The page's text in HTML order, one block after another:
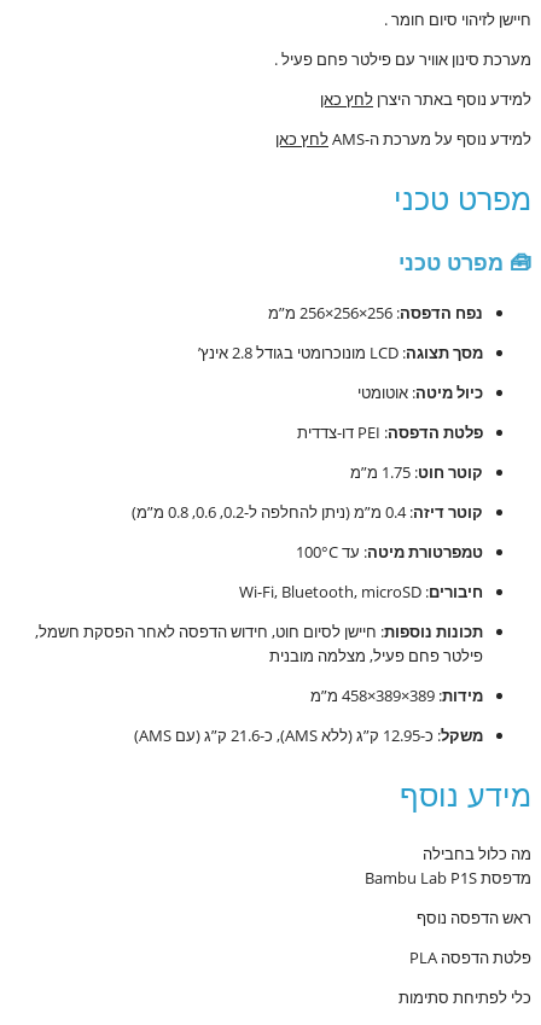
חיישן לזיהוי סיום חומר .
מערכת סינון אוויר עם פילטר פחם פעיל .
למידע נוסף באתר היצרן לחץ כאן
למידע נוסף על מערכת ה-AMS
לחץ כאן
מפרט טכני
🧰 מפרט טכני
נפח הדפסה: 256×256×256 מ”מ
מסך תצוגה: LCD מונוכרומטי בגודל 2.8 אינץ’
כיול מיטה: אוטומטי
פלטת הדפסה: PEI דו-צדדית
קוטר חוט: 1.75 מ”מ
קוטר דיזה:0.4 מ”מ (ניתן להחלפה ל-0.2, 0.6, 0.8 מ”מ)
טמפרטורת מיטה: עד 100°C
חיבורים:
Wi-Fi, Bluetooth, microSD
תכונות נוספות: חיישן לסיום חוט, חידוש הדפסה לאחר הפסקת חשמל,
פילטר פחם פעיל, מצלמה מובנית
מידות: 389×389×458 מ”מ
משקל: כ-12.95 ק”ג (ללא AMS), כ-21.6 ק”ג (עם AMS)
מידע נוסף
מה כלול בחבילה
מדפסת Bambu Lab P1S
ראש הדפסה נוסף
פלטת הדפסה PLA
כלי לפתיחת סתימות